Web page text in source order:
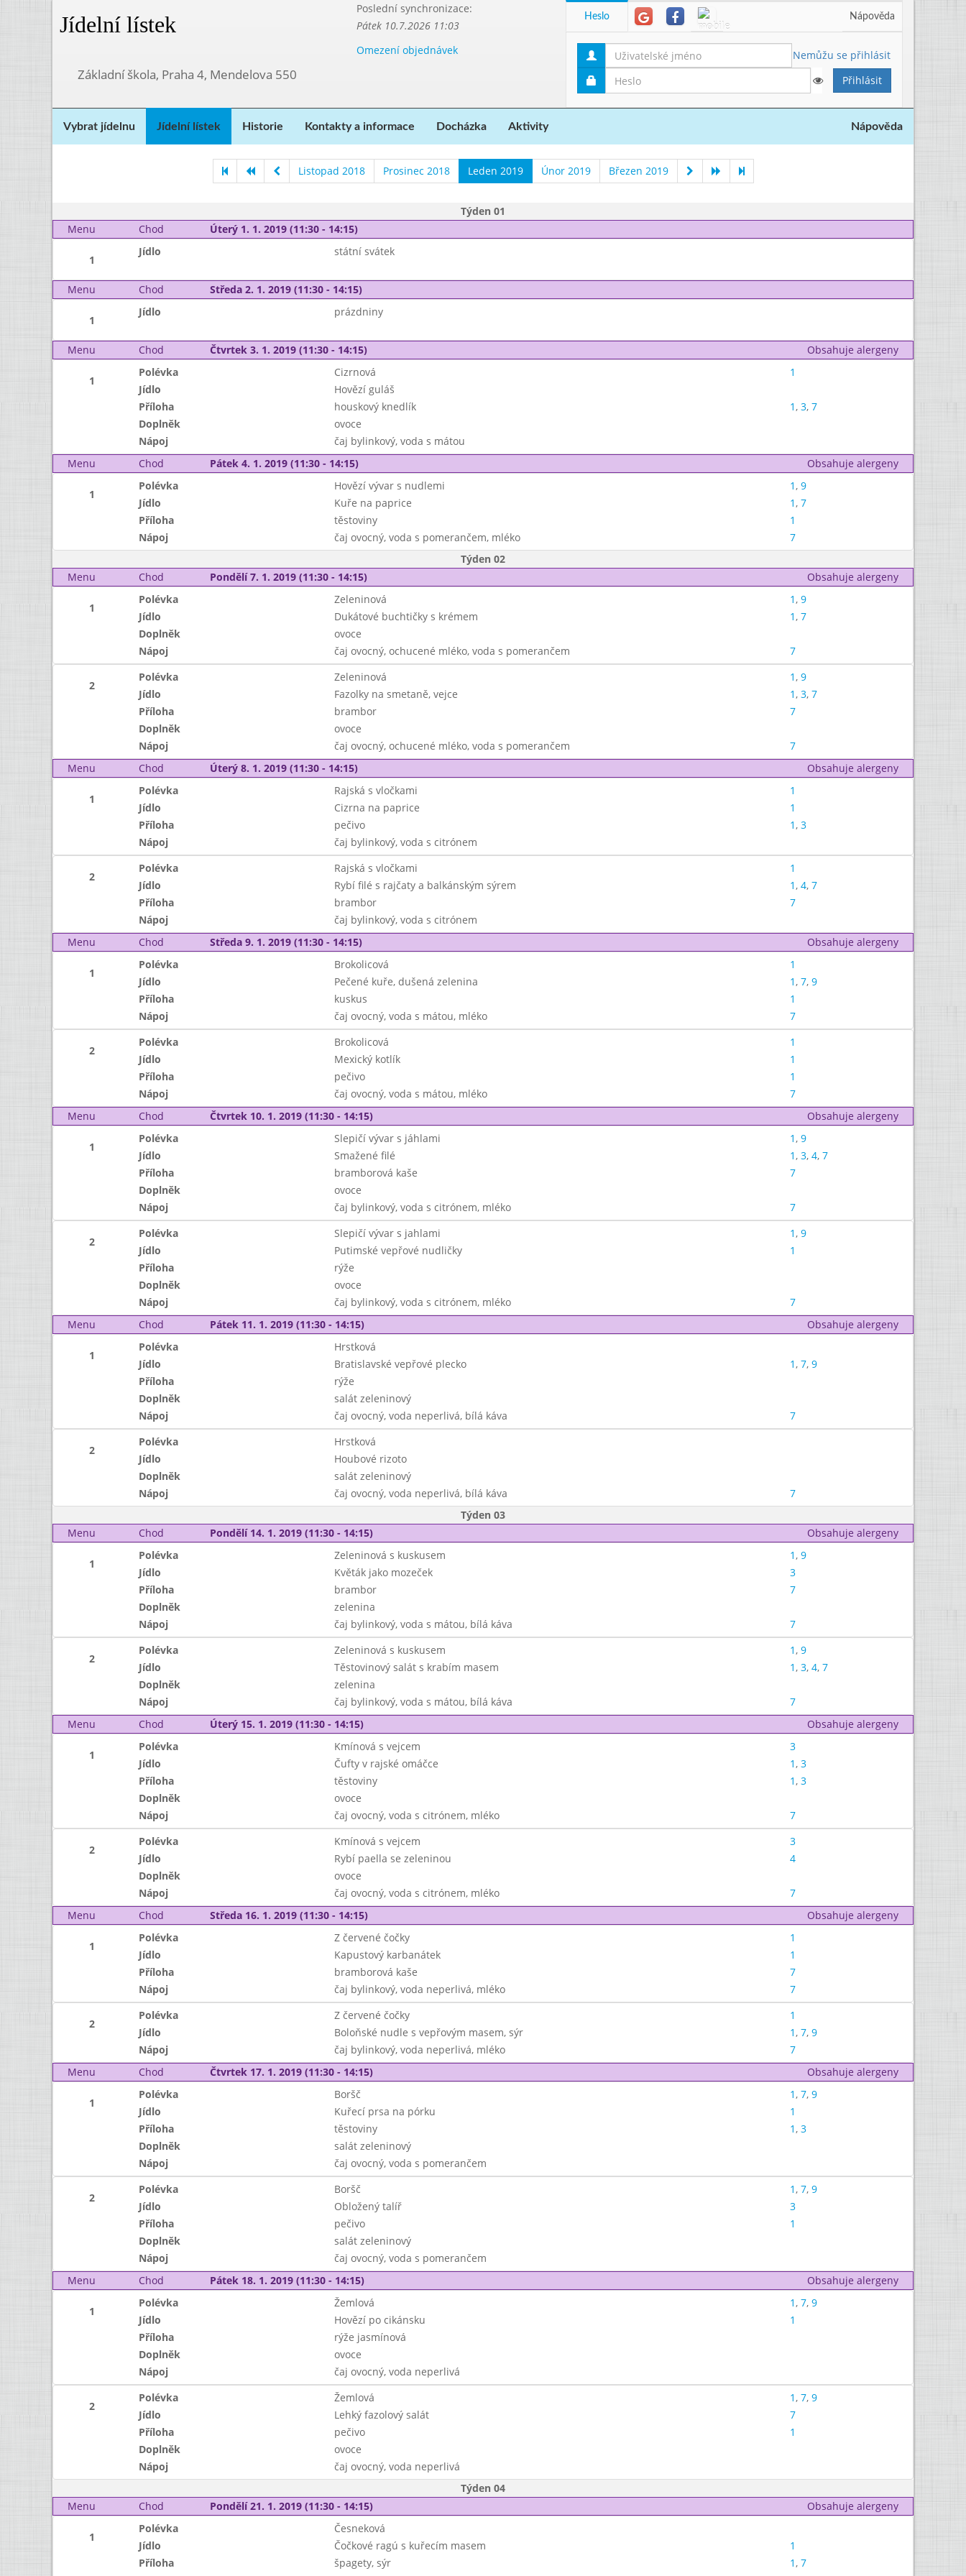
Jídelní lístek
Poslední synchronizace:
Pátek 10.7.2026 11:03
Omezení objednávek
Základní škola, Praha 4, Mendelova 550
Heslo Nápověda
Nemůžu se přihlásit
Vybrat jídelnu Jídelní lístek Historie Kontakty a informace Docházka Aktivity Nápověda
Listopad 2018 Prosinec 2018 Leden 2019 Únor 2019 Březen 2019
Týden 01
Menu
Chod Úterý 1. 1. 2019 (11:30 - 14:15)
1
Jídlo státní svátek
Menu Chod Středa 2. 1. 2019 (11:30 - 14:15)
1
Jídlo prázdniny
Menu Chod Čtvrtek 3. 1. 2019 (11:30 - 14:15) Obsahuje alergeny
1
Polévka Cizrnová
1
Jídlo
Hovězí guláš
Příloha
houskový knedlík 1, 3, 7
Doplněk
ovoce
Nápoj
čaj bylinkový, voda s mátou
Menu
Chod Pátek 4. 1. 2019 (11:30 - 14:15) Obsahuje alergeny
1
Polévka Hovězí vývar s nudlemi 1, 9
Jídlo
Kuře na paprice 1, 7
Příloha
těstoviny
1
Nápoj
čaj ovocný, voda s pomerančem, mléko
7
Týden 02
Menu
Chod Pondělí 7. 1. 2019 (11:30 - 14:15) Obsahuje alergeny
1
Polévka Zeleninová 1, 9
Jídlo
Dukátové buchtičky s krémem 1, 7
Doplněk
ovoce
Nápoj
čaj ovocný, ochucené mléko, voda s pomerančem 7
2
Polévka Zeleninová 1, 9
Jídlo
Fazolky na smetaně, vejce 1, 3, 7
Příloha
brambor
7
Doplněk
ovoce
Nápoj
čaj ovocný, ochucené mléko, voda s pomerančem
7
Menu
Chod Úterý 8. 1. 2019 (11:30 - 14:15) Obsahuje alergeny
1
Polévka Rajská s vločkami
1
Jídlo
Cizrna na paprice
1
Příloha
pečivo 1, 3
Nápoj
čaj bylinkový, voda s citrónem
2
Polévka Rajská s vločkami
1
Jídlo
Rybí filé s rajčaty a balkánským sýrem 1, 4, 7
Příloha
brambor
7
Nápoj
čaj bylinkový, voda s citrónem
Menu
Chod Středa 9. 1. 2019 (11:30 - 14:15) Obsahuje alergeny
1
Polévka Brokolicová
1
Jídlo
Pečené kuře, dušená zelenina 1, 7, 9
Příloha
kuskus
1
Nápoj
čaj ovocný, voda s mátou, mléko 7
2
Polévka Brokolicová
1
Jídlo
Mexický kotlík
1
Příloha
pečivo
1
Nápoj
čaj ovocný, voda s mátou, mléko
7
Menu
Chod Čtvrtek 10. 1. 2019 (11:30 - 14:15) Obsahuje alergeny
1
Polévka Slepičí vývar s jáhlami 1, 9
Jídlo
Smažené filé 1, 3, 4, 7
Příloha
bramborová kaše
7
Doplněk
ovoce
Nápoj
čaj bylinkový, voda s citrónem, mléko 7
2
Polévka Slepičí vývar s jahlami 1, 9
Jídlo
Putimské vepřové nudličky
1
Příloha
rýže
Doplněk
ovoce
Nápoj
čaj bylinkový, voda s citrónem, mléko
7
Menu
Chod Pátek 11. 1. 2019 (11:30 - 14:15) Obsahuje alergeny
1
Polévka
Hrstková
Jídlo
Bratislavské vepřové plecko 1, 7, 9
Příloha
rýže
Doplněk
salát zeleninový
Nápoj
čaj ovocný, voda neperlivá, bílá káva 7
2
Polévka
Hrstková
Jídlo
Houbové rizoto
Doplněk
salát zeleninový
Nápoj
čaj ovocný, voda neperlivá, bílá káva
7
Týden 03
Menu
Chod Pondělí 14. 1. 2019 (11:30 - 14:15) Obsahuje alergeny
1
Polévka Zeleninová s kuskusem 1, 9
Jídlo
Květák jako mozeček
3
Příloha
brambor
7
Doplněk
zelenina
Nápoj
čaj bylinkový, voda s mátou, bílá káva 7
2
Polévka Zeleninová s kuskusem 1, 9
Jídlo
Těstovinový salát s krabím masem 1, 3, 4, 7
Doplněk
zelenina
Nápoj
čaj bylinkový, voda s mátou, bílá káva
7
Menu
Chod Úterý 15. 1. 2019 (11:30 - 14:15) Obsahuje alergeny
1
Polévka Kmínová s vejcem
3
Jídlo
Čufty v rajské omáčce 1, 3
Příloha
těstoviny 1, 3
Doplněk
ovoce
Nápoj
čaj ovocný, voda s citrónem, mléko 7
2
Polévka Kmínová s vejcem
3
Jídlo
Rybí paella se zeleninou
4
Doplněk
ovoce
Nápoj
čaj ovocný, voda s citrónem, mléko
7
Menu
Chod Středa 16. 1. 2019 (11:30 - 14:15) Obsahuje alergeny
1
Polévka Z červené čočky
1
Jídlo
Kapustový karbanátek
1
Příloha
bramborová kaše
7
Nápoj
čaj bylinkový, voda neperlivá, mléko 7
2
Polévka Z červené čočky
1
Jídlo
Boloňské nudle s vepřovým masem, sýr 1, 7, 9
Nápoj
čaj bylinkový, voda neperlivá, mléko
7
Menu
Chod Čtvrtek 17. 1. 2019 (11:30 - 14:15) Obsahuje alergeny
1
Polévka Boršč 1, 7, 9
Jídlo
Kuřecí prsa na pórku
1
Příloha
těstoviny 1, 3
Doplněk
salát zeleninový
Nápoj
čaj ovocný, voda s pomerančem
2
Polévka Boršč 1, 7, 9
Jídlo
Obložený talíř
3
Příloha
pečivo
1
Doplněk
salát zeleninový
Nápoj
čaj ovocný, voda s pomerančem
Menu
Chod Pátek 18. 1. 2019 (11:30 - 14:15) Obsahuje alergeny
1
Polévka Žemlová 1, 7, 9
Jídlo
Hovězí po cikánsku
1
Příloha
rýže jasmínová
Doplněk
ovoce
Nápoj
čaj ovocný, voda neperlivá
2
Polévka Žemlová 1, 7, 9
Jídlo
Lehký fazolový salát
7
Příloha
pečivo
1
Doplněk
ovoce
Nápoj
čaj ovocný, voda neperlivá
Týden 04
Menu
Chod Pondělí 21. 1. 2019 (11:30 - 14:15) Obsahuje alergeny
1
Polévka
Česneková
Jídlo
Čočkové ragú s kuřecím masem
1
Příloha
špagety, sýr 1, 7